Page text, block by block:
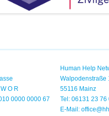
Human Help
Walpodenstraße
55116 Mainz
Tel: 06131 23 76
E-Mail:
O R
0000 0000 67